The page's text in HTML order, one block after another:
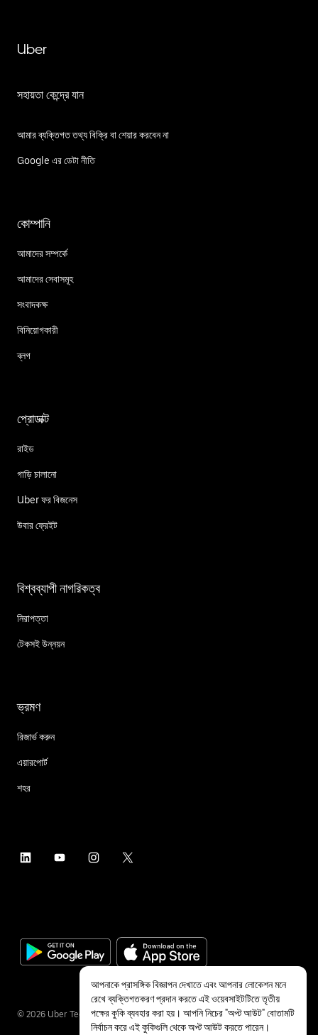
Uber
সহায়তা কেন্দ্রে যান
আমার ব্যক্তিগত তথ্য বিক্রি বা শেয়ার করবেন না
Google এর ডেটা নীতি
কোম্পানি
আমাদের সম্পর্কে
আমাদের সেবাসমূহ
সংবাদকক্ষ
বিনিয়োগকারী
ব্লগ
প্রোডাক্ট
রাইড
গাড়ি চালানো
Uber ফর বিজনেস
উবার ফ্রেইট
বিশ্বব্যাপী নাগরিকত্ব
নিরাপত্তা
টেকসই উন্নয়ন
ভ্রমণ
রিজার্ভ করুন
এয়ারপোর্ট
শহর
© 2026 Uber Technologies Inc.
আপনাকে প্রাসঙ্গিক বিজ্ঞাপন দেখাতে এবং আপনার লোকেশন মনে
রেখে ব্যক্তিগতকরণ প্রদান করতে এই ওয়েবসাইটটিতে তৃতীয়
পক্ষের কুকি ব্যবহার করা হয়। আপনি নিচের "অপ্ট আউট" বোতামটি
নির্বাচন করে এই কুকিগুলি থেকে অপ্ট আউট করতে পারেন।